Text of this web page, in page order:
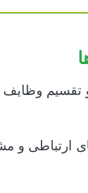
تقسیم وظایف
ارتباطی و